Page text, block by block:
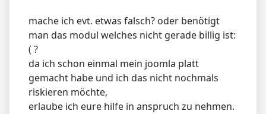
mache ich evt. etwas falsch? oder benötigt
man das modul welches nicht gerade billig ist:
( ?
da ich schon einmal mein joomla platt
gemacht habe und ich das nicht nochmals
riskieren möchte,
erlaube ich eure hilfe in anspruch zu nehmen.